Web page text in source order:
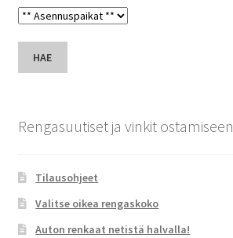
HAE
Rengasuutiset ja vinkit ostamiseen
Tilausohjeet
Valitse oikea rengaskoko
Auton renkaat netistä halvalla!